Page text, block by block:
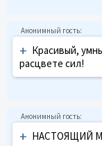
+ Красивый,
расцвете сил!
+ НАСТОЯЩИЙ